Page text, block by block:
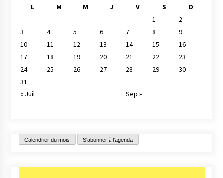
L
M M J V S
D
1
2
3
4 5 6 7 8
9
10
11 12 13 14 15
16
17
18 19 20 21 22
23
24
25 26 27 28 29
30
31
« Juil
Sep »
Calendrier du mois S'abonner à l'agenda